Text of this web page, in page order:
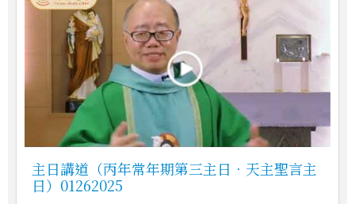
主日講道（丙年常年期第三主日．天主聖言主
日）01262025